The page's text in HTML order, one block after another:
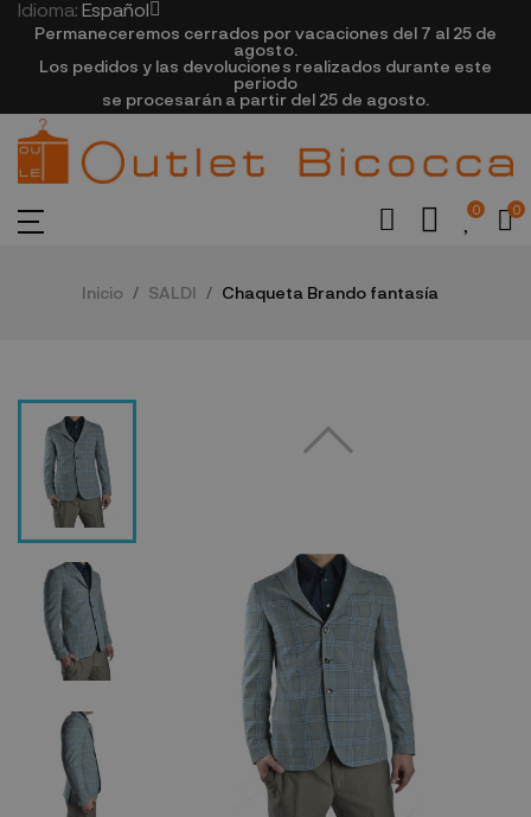
Idioma: Español
Permaneceremos cerrados por vacaciones del 7 al 25 de
agosto.
Los pedidos y las devoluciones realizados durante este
periodo
se procesarán a partir del 25 de agosto.
0 0
Inicio SALDI Chaqueta Brando fantasía